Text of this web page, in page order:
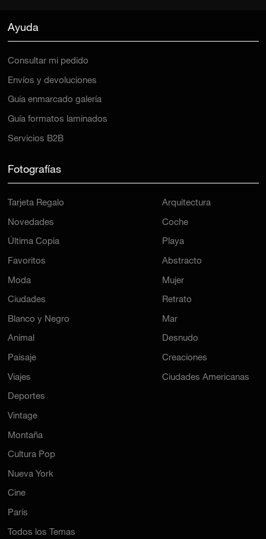
Ayuda
Consultar mi pedido
Envíos y devoluciones
Guía enmarcado galería
Guía formatos laminados
Servicios B2B
Fotografías
Tarjeta Regalo
Novedades
Última Copia
Favoritos
Moda
Ciudades
Blanco y Negro
Animal
Paisaje
Viajes
Deportes
Arquitectura
Coche
Playa
Abstracto
Mujer
Retrato
Mar
Desnudo
Creaciones
Ciudades Americanas
Vintage
Montaña
Cultura Pop
Nueva York
Cine
París
Todos los Temas